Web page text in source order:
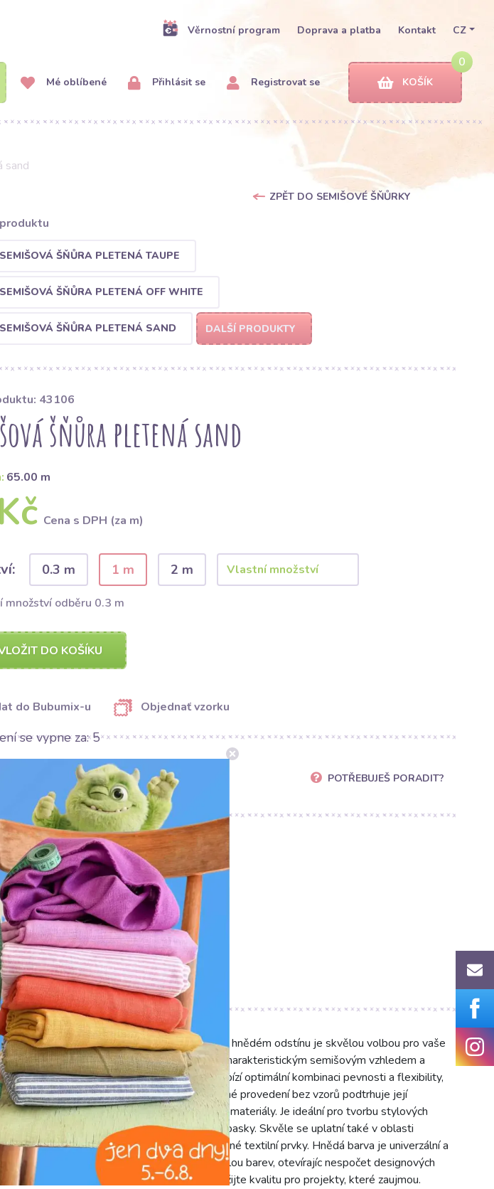
Věrnostní program Doprava a platba Kontakt CZ
Mé oblíbené Přihlásit se Registrovat se
0
KOŠÍK
sand
ZPĚT DO SEMIŠOVÉ ŠŇŮRKY
SEMIŠOVÁ ŠŇŮRA PLETENÁ TAUPE
SEMIŠOVÁ ŠŇŮRA PLETENÁ OFF WHITE
SEMIŠOVÁ ŠŇŮRA PLETENÁ SAND DALŠÍ PRODUKTY
43106
šňůra pletená sand
65.00 m
Cena s DPH (za m)
0.3 m 1 m 2 m
množství odběru 0.3 m
DO KOŠÍKU
do Bubumix-u Objednať vzorku
SDÍLET POTŘEBUJEŠ PORADIT?
Galanterie
Bubulákovo s.r.o www.bubulakovo.cz
šňůra pletená sand (SKU 43106) v hlubokém hnědém odstínu je skvělou volbou pro vaše
Tato 1 cm široká šňůra se vyznačuje charakteristickým semišovým vzhledem a
jemným omakem. Díky pletené struktuře nabízí optimální kombinaci pevnosti a flexibility,
odolnost a snadnou manipulaci. Jednobarevné provedení bez vzorů podtrhuje její
a umožňuje snadné kombinování s různými materiály. Je ideální pro tvorbu stylových
jako jsou náramky, náhrdelníky nebo opasky. Skvěle se uplatní také v oblasti
dekorací, kde může zdobit polštáře, závěsy či jiné textilní prvky. Hnědá barva je univerzální a
se snoubí s přírodními materiály i širokou škálou barev, otevírajíc nespočet designových
pro šití, scrapbooking a řemeslné činnosti. Využijte kvalitu pro projekty, které zaujmou.
se vypne za:4